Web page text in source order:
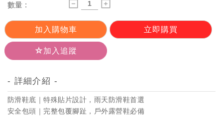
數量 :
加入購物車 立即購買
加入追蹤
- 詳細介紹 -
防滑鞋底｜特殊貼片設計，雨天防滑鞋首選
安全包頭｜完整包覆腳趾，戶外露營鞋必備